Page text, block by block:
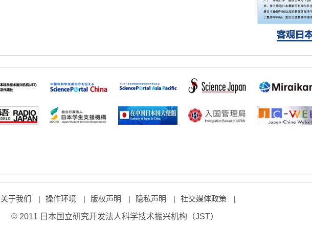
科学研究
藤田医科大学
生存的必需基
因菌株而异
关于我们 | 操作环境 | 版权声明 | 隐私声明 | 社交媒体政策 |
© 2011 日本国立研究开发法人科学技术振兴机构（JST）